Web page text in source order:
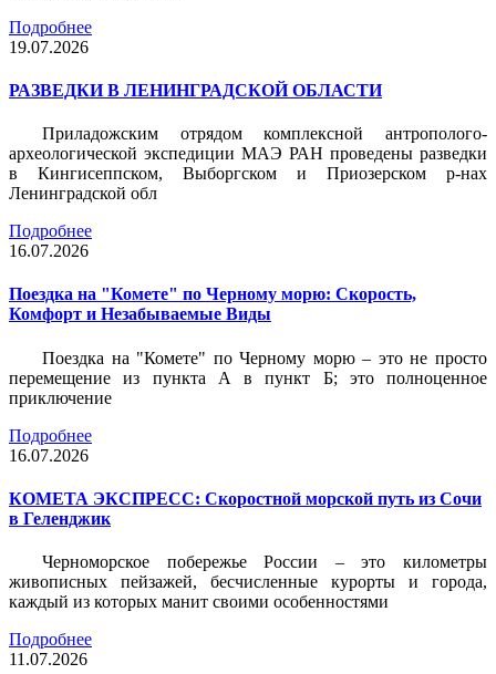
Подробнее
19.07.2026
РАЗВЕДКИ В ЛЕНИНГРАДСКОЙ ОБЛАСТИ
Приладожским отрядом комплексной антрополого-
археологической экспедиции МАЭ РАН проведены разведки
в Кингисеппском, Выборгском и Приозерском р-нах
Ленинградской обл
Подробнее
16.07.2026
Поездка на "Комете" по Черному морю: Скорость,
Комфорт и Незабываемые Виды
Поездка на "Комете" по Черному морю – это не просто
перемещение из пункта А в пункт Б; это полноценное
приключение
Подробнее
16.07.2026
КОМЕТА ЭКСПРЕСС: Скоростной морской путь из Сочи
в Геленджик
Черноморское побережье России – это километры
живописных пейзажей, бесчисленные курорты и города,
каждый из которых манит своими особенностями
Подробнее
11.07.2026